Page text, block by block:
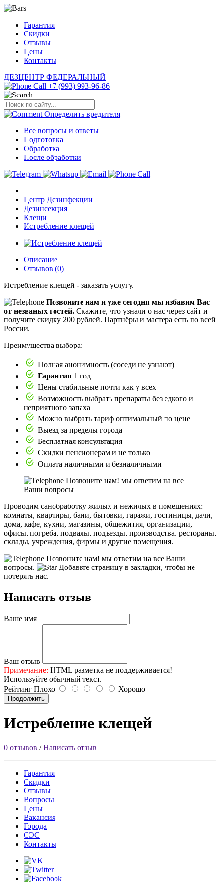
Гарантия
Скидки
Отзывы
Цены
Контакты
ДЕЗЦЕНТР ФЕДЕРАЛЬНЫЙ
+7 (993) 993-96-86
Определить вредителя
Все вопросы и ответы
Подготовка
Обработка
После обработки
Центр Дезинфекции
Дезинсекция
Клещи
Истребление клещей
Описание
Отзывов (0)
Истребление клещей - заказать услугу.
Позвоните нам и уже сегодня мы избавим Вас
от незваных гостей. Скажите, что узнали о нас через сайт и
получите скидку 200 рублей. Партнёры и мастера есть по всей
России.
Преимущества выбора:
Полная анонимность (соседи не узнают)
Гарантия 1 год
Цены стабильные почти как у всех
Возможность выбрать препараты без едкого и
неприятного запаха
Можно выбрать тариф оптимальный по цене
Выезд за пределы города
Бесплатная консультация
Скидки пенсионерам и не только
Оплата наличными и безналичными
Позвоните нам! мы ответим на все
Ваши вопросы
Проводим санобработку жилых и нежилых в помещениях:
комнаты, квартиры, бани, бытовки, гаражи, гостиницы, дачи,
дома, кафе, кухни, магазины, общежития, организации,
офисы, погреба, подвалы, подъезды, производства, рестораны,
склады, учреждения, фирмы и другие помещения.
Позвоните нам! мы ответим на все Ваши
вопросы.
Добавьте страницу в закладки, чтобы не
потерять нас.
Написать отзыв
Ваше имя
Ваш отзыв
Примечание: HTML разметка не поддерживается!
Используйте обычный текст.
Рейтинг Плохо Хорошо
Продолжить
Истребление клещей
0 отзывов /Написать отзыв
Гарантия
Скидки
Отзывы
Вопросы
Цены
Вакансия
Города
СЭС
Контакты